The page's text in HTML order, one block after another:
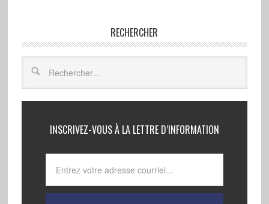
RECHERCHER
INSCRIVEZ-VOUS À LA LETTRE D’INFORMATION